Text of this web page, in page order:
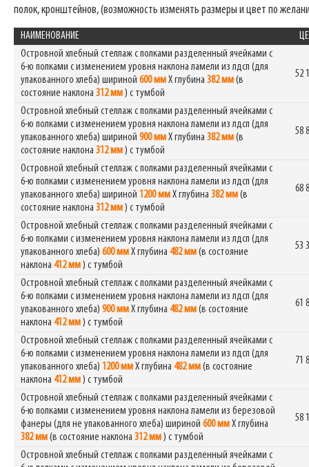
полок, кронштейнов, (возможность изменять размеры и цвет по
НАИМЕНОВАНИЕ
Островной хлебный стеллаж с полками разделенный ячейками с
6-ю полками с изменением уровня наклона ламели из лдсп (для
упакованного хлеба) шириной 600 ммХ глубина 382 мм(в
состояние наклона 312 мм) с тумбой
52
Островной хлебный стеллаж с полками разделенный ячейками с
6-ю полками с изменением уровня наклона ламели из лдсп (для
упакованного хлеба) шириной 900 ммХ глубина 382 мм(в
состояние наклона 312 мм) с тумбой
58
Островной хлебный стеллаж с полками разделенный ячейками с
6-ю полками с изменением уровня наклона ламели из лдсп (для
упакованного хлеба) шириной 1200 ммХ глубина 382 мм(в
состояние наклона 312 мм) с тумбой
68
Островной хлебный стеллаж с полками разделенный ячейками с
6-ю полками с изменением уровня наклона ламели из лдсп (для
упакованного хлеба) 600 ммХ глубина 482 мм(в состояние
наклона 412 мм) с тумбой
53
Островной хлебный стеллаж с полками разделенный ячейками с
6-ю полками с изменением уровня наклона ламели из лдсп (для
упакованного хлеба) 900 ммХ глубина 482 мм(в состояние
наклона 412 мм) с тумбой
61
Островной хлебный стеллаж с полками разделенный ячейками с
6-ю полками с изменением уровня наклона ламели из лдсп (для
упакованного хлеба) 1200 ммХ глубина 482 мм(в состояние
наклона 412 мм) с тумбой
71
Островной хлебный стеллаж с полками разделенный ячейками с
6-ю полками с изменением уровня наклона ламели из березовой
фанеры (для не упакованного хлеба) шириной 600 ммХ глубина
382 мм(в состояние наклона 312 мм) с тумбой
58
Островной хлебный стеллаж с полками разделенный ячейками с